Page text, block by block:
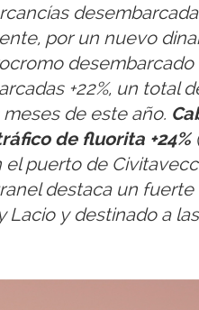
por un nuevo
+22%, un total
de este año.
de fluorita +24%
puerto de
destaca un
y destinado a